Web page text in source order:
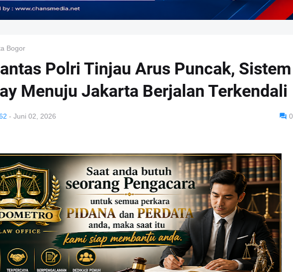
Bogor
Polri Tinjau Arus Puncak, Sistem
Menuju Jakarta Berjalan Terkendali
- Juni 02, 2026 0